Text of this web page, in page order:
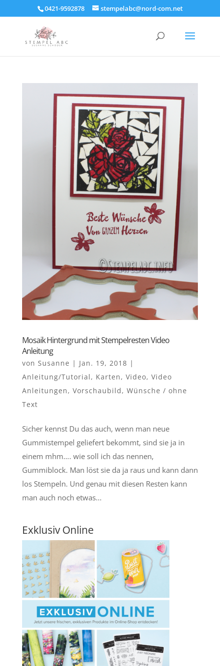
0421-9592878 stempelabc@nord-com.net
Mosaik Hintergrund mit Stempelresten Video
Anleitung
von Susanne | Jan. 19, 2018 |
Anleitung/Tutorial, Karten, Video, Video
Anleitungen, Vorschaubild, Wünsche / ohne
Text
Sicher kennst Du das auch, wenn man neue
Gummistempel geliefert bekommt, sind sie ja in
einem mhm…. wie soll ich das nennen,
Gummiblock. Man löst sie da ja raus und kann dann
los Stempeln. Und genau mit diesen Resten kann
man auch noch etwas...
Exklusiv Online